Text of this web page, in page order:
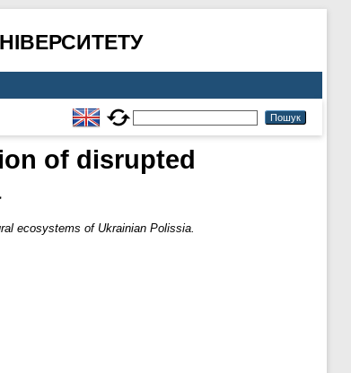
of disrupted
ecosystems of Ukrainian Polissia.